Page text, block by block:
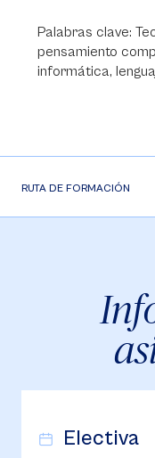
Palabras clave:
pensamiento
informática,
RUTA DE FORMACIÓN
Electiva